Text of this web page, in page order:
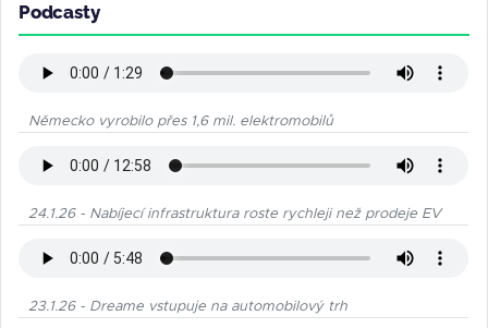
Podcasty
Německo vyrobilo přes 1,6 mil. elektromobilů
24.1.26 - Nabíjecí infrastruktura roste rychleji než prodeje EV
23.1.26 - Dreame vstupuje na automobilový trh